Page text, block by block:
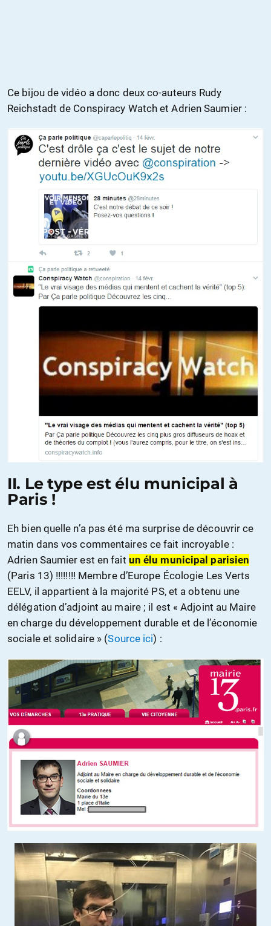
Ce bijou de vidéo a donc deux co-auteurs Rudy
Reichstadt de Conspiracy Watch et Adrien Saumier :
II. Le type est élu municipal à
Paris !
Eh bien quelle n’a pas été ma surprise de découvrir ce
matin dans vos commentaires ce fait incroyable :
Adrien Saumier est en fait un élu municipal parisien
(Paris 13) !!!!!!!! Membre d’Europe Écologie Les Verts
EELV, il appartient à la majorité PS, et a obtenu une
délégation d’adjoint au maire ; il est « Adjoint au Maire
en charge du développement durable et de l’économie
sociale et solidaire » (Source ici) :